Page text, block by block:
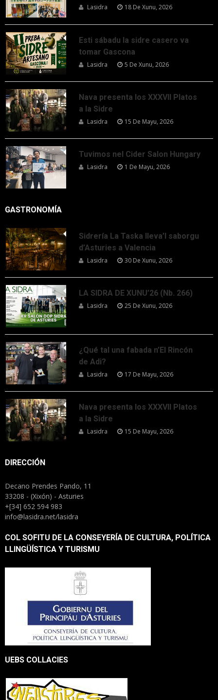
Lasidra 18 De Xunu, 2026
Esti sábadu la sidre casero va
tomar Gascona
Lasidra 5 De Xunu, 2026
Nava presenta los XXXVII Platos
a la Sidre
Lasidra 15 De Mayu, 2026
Tuvimos nel Cider Salon Hungary
Lasidra 1 De Mayu, 2026
GASTRONOMÍA
Sidrería La Taska lleva’l saborgu
d’Asturies a Valencia
Lasidra 30 De Xunu, 2026
LA SIDRA DE XUNU’26 (Nb. 266)
Lasidra 25 De Xunu, 2026
¿Qué tal una fabada n’El Rincón
de Adi?
Lasidra 17 De Mayu, 2026
Nava presenta los XXXVII Platos
a la Sidre
Lasidra 15 De Mayu, 2026
DIRECCIÓN
Decano Prendes Pando, 11
33208 - (Xixón) - Asturies
+[34] 652 594 983
info@lasidra.net/lasidra
COL SOFITU DE LA CONSEYERÍA DE CULTURA, POLÍTICA
LLINGÜÍSTICA Y TURISMU
UEBS COLLACIES